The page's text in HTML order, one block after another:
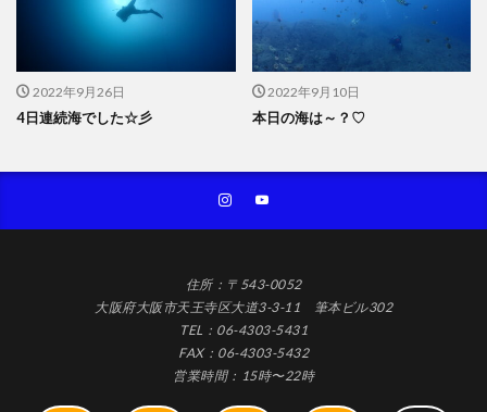
2022年9月26日
4日連続海でした☆彡
2022年9月10日
本日の海は～？♡
住所：〒543-0052
大阪府大阪市天王寺区大道3-3-11 筆本ビル302
TEL：06-4303-5431
FAX：06-4303-5432
営業時間：15時〜22時